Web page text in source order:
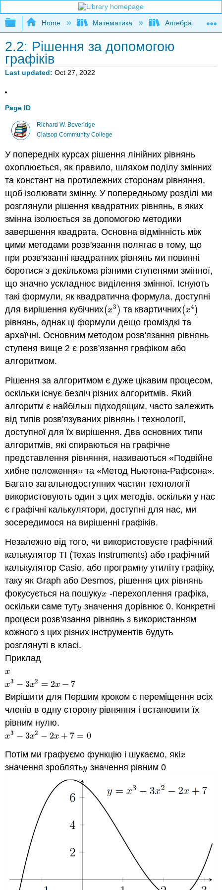
Expand/collapse global hierarchy
Home Математика Алгебра
2.2: Рішення за допомогою
графіків
Last updated Oct 27, 2022
Page ID
Richard W. Beveridge
Clatsop Community College
У попередніх курсах рішення лінійних рівнянь
охоплюється, як правило, шляхом поділу змінних
та констант на протилежних сторонам рівняння,
щоб ізолювати змінну. У попередньому розділі ми
розглянули рішення квадратних рівнянь, в яких
змінна ізолюється за допомогою методики
завершення квадрата. Основна відмінність між
цими методами розв'язання полягає в тому, що
при розв'язанні квадратних рівнянь ми повинні
боротися з декількома різними ступенями змінної,
що значно ускладнює виділення змінної. Існують
такі формули, як квадратична формула, доступні
для вирішення кубічних(x3)
(x3 ) та квартичних(x4)
(x4)
рівнянь, однак ці формули дещо громіздкі та
архаїчні. Основним методом розв'язання рівнянь
ступеня вище 2 є розв'язання графіком або
алгоритмом.
Рішення за алгоритмом є дуже цікавим процесом,
оскільки існує безліч різних алгоритмів. Який
алгоритм є найбільш підходящим, часто залежить
від типів розв'язуваних рівнянь і технології,
доступної для їх вирішення. Два основних типи
алгоритмів, які спираються на графічне
представлення рівняння, називаються «Подвійне
хибне положення» та «Метод Ньютона-Рафсона».
Багато загальнодоступних частин технології
використовують один з цих методів. оскільки у нас
є графічні калькулятори, доступні для нас, ми
зосередимося на вирішенні графіків.
Незалежно від того, чи використовуєте графічний
калькулятор TI (Texas Instruments) або графічний
калькулятор Casio, або програмну утиліту графіку,
таку як Graph або Desmos, рішення цих рівнянь
фокусується на пошукуx
x -перехоплення графіка,
оскільки саме тутy
y значення дорівнює 0. Конкретні
процеси розв'язання рівнянь з використанням
кожного з цих різних інструментів будуть
розглянуті в класі.
Приклад
x
x
x3 − 3x2 = 2x − 7
x3 −3 x2= 2x −7
Вирішити для Першим кроком є переміщення всіх
членів в одну сторону рівняння і встановити їх
рівним нулю.
x3 − 3x2 − 2x + 7 = 0
x3 −3 x2− 2x +7 =0
Потім ми графуємо функцію і шукаємо, якіx
x
значення зроблятьy
y значення рівним 0